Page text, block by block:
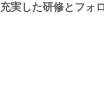
充実した研修とフォ